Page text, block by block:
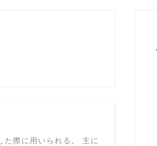
た際に用いられる。 主に